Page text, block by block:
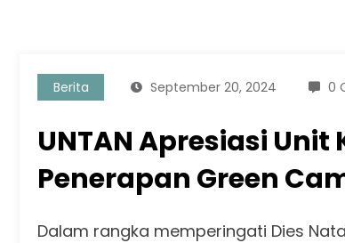
Berita September 20, 2024 0
UNTAN Apresiasi
Penerapan Green
Dalam rangka memperingati Dies